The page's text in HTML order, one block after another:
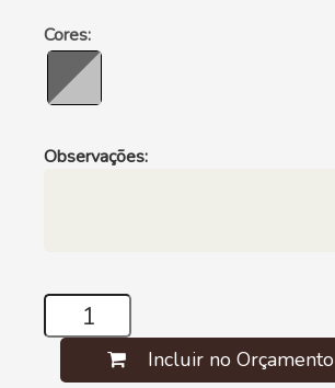
Cores:
Observações:
Incluir no Orçamento